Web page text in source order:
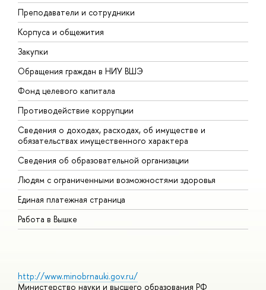
Преподаватели и сотрудники
Корпуса и общежития
Закупки
Обращения граждан в НИУ ВШЭ
Фонд целевого капитала
Противодействие коррупции
Сведения о доходах, расходах, об имуществе и
обязательствах имущественного характера
Сведения об образовательной организации
Людям с ограниченными возможностями здоровья
Единая платежная страница
Работа в Вышке
http://www.minobrnauki.gov.ru/
Министерство науки и высшего образования РФ